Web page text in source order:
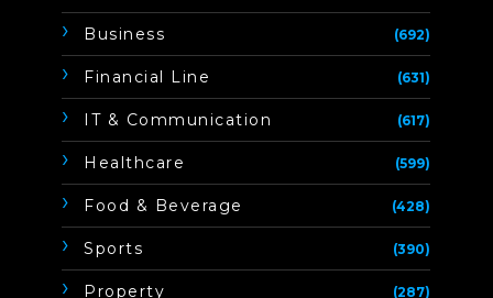
Business (692)
Financial Line (631)
IT & Communication (617)
Healthcare (599)
Food & Beverage (428)
Sports (390)
Property (287)